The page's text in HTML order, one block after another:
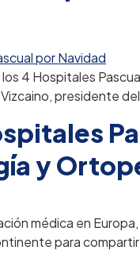
4 Hospitales
presidente
y
médica en
para